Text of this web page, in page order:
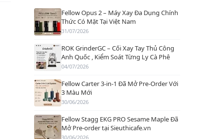
Fellow Opus 2 – Máy Xay Đa Dụng Chính
Thức Có Mặt Tại Việt Nam
31/07/2026
ROK GrinderGC – Cối Xay Tay Thủ Công
Anh Quốc , Kiểm Soát Từng Ly Cà Phê
04/07/2026
Fellow Carter 3-in-1 Đã Mở Pre-Order Với
3 Màu Mới
30/06/2026
Fellow Stagg EKG PRO Sesame Maple Đã
Mở Pre-order tại Sieuthicafe.vn
30/06/2026